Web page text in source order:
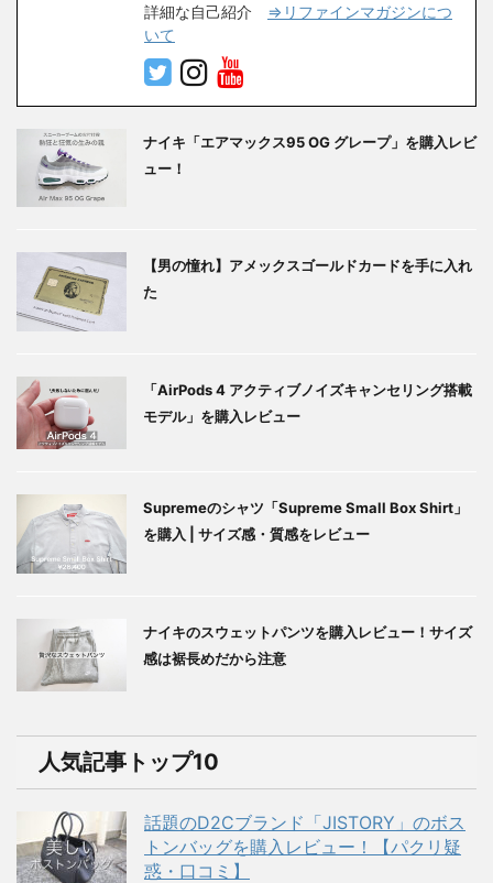
詳細な自己紹介 ⇒リファインマガジンにつ
いて
ナイキ「エアマックス95 OG グレープ」を購入レビ
ュー！
【男の憧れ】アメックスゴールドカードを手に入れ
た
「AirPods 4 アクティブノイズキャンセリング搭載
モデル」を購入レビュー
Supremeのシャツ「Supreme Small Box Shirt」
を購入 | サイズ感・質感をレビュー
ナイキのスウェットパンツを購入レビュー！サイズ
感は裾長めだから注意
人気記事トップ10
話題のD2Cブランド「JISTORY」のボス
トンバッグを購入レビュー！【パクリ疑
惑・口コミ】